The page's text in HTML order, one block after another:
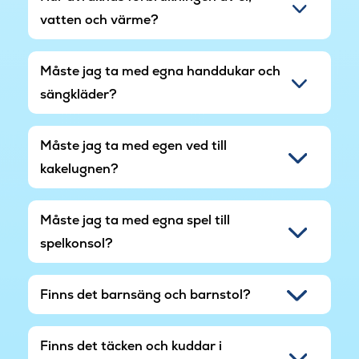
lekområdet finns också bord och bänkar där de
vuxna och övriga åskådare kan mysa och koppla
av.
Från sommarhuset är det endast 350 meter till
vattnet på Rømøs östkust. Vill ni bada finns det
goda möjligheter till det på Rømøs västkust, och
sommarhuset ligger endast fyra kilometer från
Lakolk strand.
vatten och värme?
Måste jag ta med egna handdukar och
sängkläder?
Måste jag ta med egen ved till
kakelugnen?
Måste jag ta med egna spel till
spelkonsol?
Finns det barnsäng och barnstol?
Finns det täcken och kuddar i